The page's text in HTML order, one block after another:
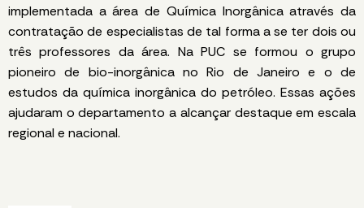
implementada a área de Química Inorgânica através da
contratação de especialistas de tal forma a se ter dois ou
três professores da área. Na PUC se formou o grupo
pioneiro de bio-inorgânica no Rio de Janeiro e o de
estudos da química inorgânica do petróleo. Essas ações
ajudaram o departamento a alcançar destaque em escala
regional e nacional.